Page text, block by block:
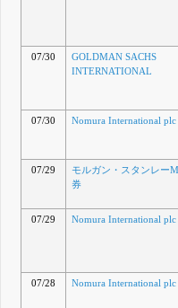
07/30
GOLDMAN SACHS
INTERNATIONAL
07/30
Nomura International plc
07/29
モルガン・スタンレー
券
07/29
Nomura International plc
07/28
Nomura International plc